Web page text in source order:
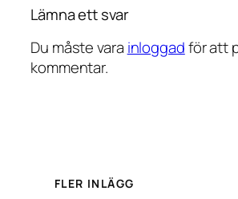
Lämna ett svar
Du måste vara inloggadför att
kommentar.
FLER INLÄGG